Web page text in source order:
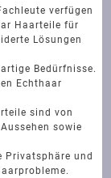
verfügen
Haarteile für
Lösungen
Bedürfnisse.
Echthaar
sind von
sowie
Privatsphäre und